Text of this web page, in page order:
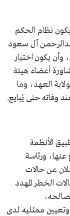
نظام الحكم
آل سعود
وأن يكون اختيار
أعضاء هيئة
العهد، وما
وفاته حتى يُبايع.
الأنظمة
عنها، ورئاسة
عن حالات
الخطر المهدد
ممثليه لدى